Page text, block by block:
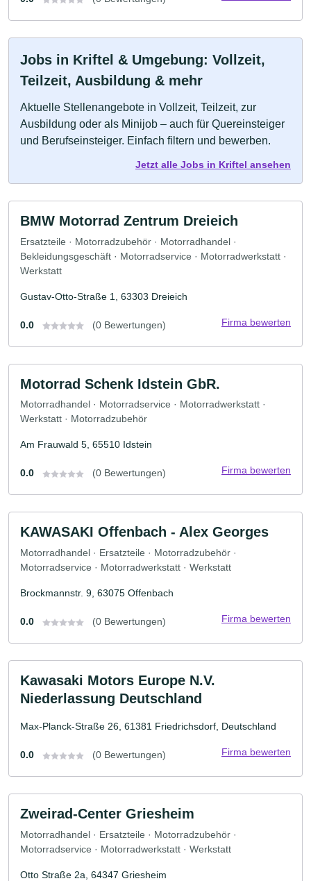
Jobs in Kriftel & Umgebung: Vollzeit,
Teilzeit, Ausbildung & mehr
Aktuelle Stellenangebote in Vollzeit, Teilzeit, zur
Ausbildung oder als Minijob – auch für Quereinsteiger
und Berufseinsteiger. Einfach filtern und bewerben.
Jetzt alle Jobs in Kriftel ansehen
BMW Motorrad Zentrum Dreieich
Ersatzteile · Motorradzubehör · Motorradhandel ·
Bekleidungsgeschäft · Motorradservice · Motorradwerkstatt ·
Werkstatt
Gustav-Otto-Straße 1, 63303 Dreieich
0.0 (0 Bewertungen) Firma bewerten
Motorrad Schenk Idstein GbR.
Motorradhandel · Motorradservice · Motorradwerkstatt ·
Werkstatt · Motorradzubehör
Am Frauwald 5, 65510 Idstein
0.0 (0 Bewertungen) Firma bewerten
KAWASAKI Offenbach - Alex Georges
Motorradhandel · Ersatzteile · Motorradzubehör ·
Motorradservice · Motorradwerkstatt · Werkstatt
Brockmannstr. 9, 63075 Offenbach
0.0 (0 Bewertungen) Firma bewerten
Kawasaki Motors Europe N.V.
Niederlassung Deutschland
Max-Planck-Straße 26, 61381 Friedrichsdorf, Deutschland
0.0 (0 Bewertungen) Firma bewerten
Zweirad-Center Griesheim
Motorradhandel · Ersatzteile · Motorradzubehör ·
Motorradservice · Motorradwerkstatt · Werkstatt
Otto Straße 2a, 64347 Griesheim